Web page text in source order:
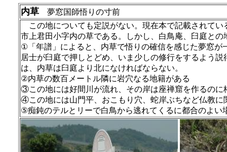
内草 夢窓国師悟りの寸前
この地についても定説がない。現在本で記載されてい
市上君田小字内の草である。しかし、白鳥庵、臼庭と
①「年譜」によると、内草で悟りの確信を感じた夢窓が
居士が臼庭で押しとどめ、いま少しの修行をするよう
は、内草は臼庭より北になければならない。
②内草の数百メートル隣に岩穴なる地籍がある
③この地には好間川が流れ、その岸は座禅窟を作るのに
④この地には山門平、おこもり穴、蛇岸ぶちなど仏教に
⑤痴鈍のテルとリーで白鳥から逃れてくるに都合のよい